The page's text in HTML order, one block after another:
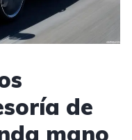
de
mano